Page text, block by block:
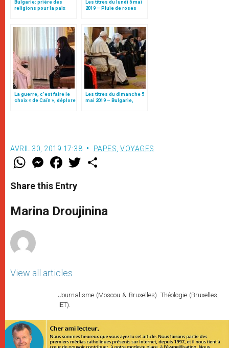
Bulgarie: prière des
religions pour la paix
(texte complet)
Les titres du lundi 6 mai
2019 – Pluie de roses
La guerre, c’est faire le
choix « de Caïn », déplore
Les titres du dimanche 5
mai 2019 – Bulgarie,
AVRIL 30, 2019 17:38 PAPES VOYAGES
W
t
s
p
p
M
e
s
e
g
e
F
a
e
b
o
k
w
r
Share this Entry
Marina Droujinina
View all articles
Journalisme (Moscou & Bruxelles). Théologie (Bruxelles,
IET).